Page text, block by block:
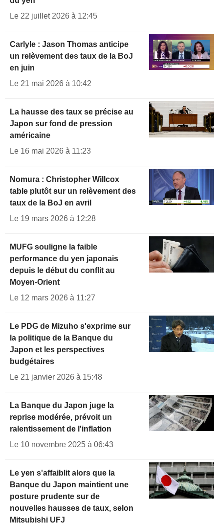
Le 22 juillet 2026 à 12:45
Carlyle : Jason Thomas anticipe
un relèvement des taux de la BoJ
en juin
Le 21 mai 2026 à 10:42
La hausse des taux se précise au
Japon sur fond de pression
américaine
Le 16 mai 2026 à 11:23
Nomura : Christopher Willcox
table plutôt sur un relèvement des
taux de la BoJ en avril
Le 19 mars 2026 à 12:28
MUFG souligne la faible
performance du yen japonais
depuis le début du conflit au
Moyen-Orient
Le 12 mars 2026 à 11:27
Le PDG de Mizuho s'exprime sur
la politique de la Banque du
Japon et les perspectives
budgétaires
Le 21 janvier 2026 à 15:48
La Banque du Japon juge la
reprise modérée, prévoit un
ralentissement de l'inflation
Le 10 novembre 2025 à 06:43
Le yen s'affaiblit alors que la
Banque du Japon maintient une
posture prudente sur de
nouvelles hausses de taux, selon
Mitsubishi UFJ